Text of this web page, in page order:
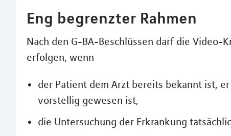
Eng begrenzter Rahmen
Nach den G-BA-Beschlüssen darf die Video-
erfolgen, wenn
der Patient dem Arzt bereits bekannt ist,
vorstellig gewesen ist,
die Untersuchung der Erkrankung